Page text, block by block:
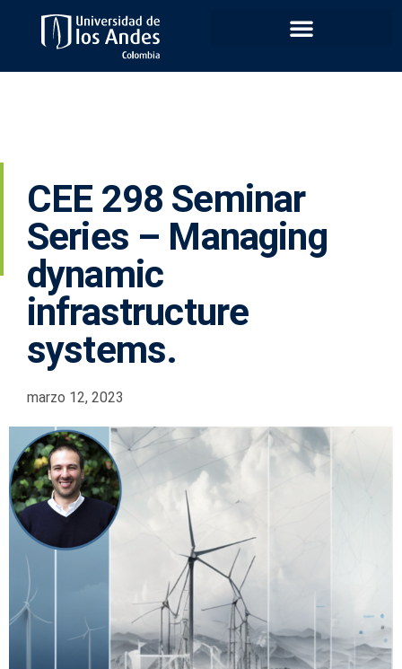
CEE 298 Seminar
Series – Managing
dynamic
infrastructure
systems.
marzo 12, 2023